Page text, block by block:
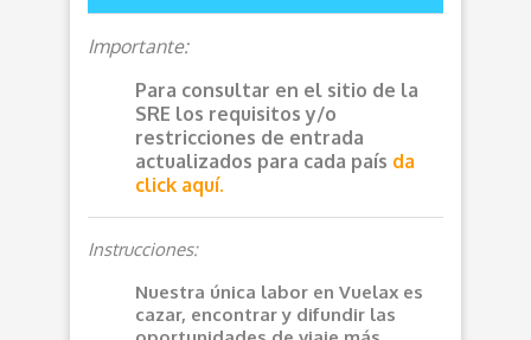
Importante:
Para consultar en el sitio de la
SRE los requisitos y/o
restricciones de entrada
actualizados para cada país da
click aquí.
Instrucciones:
Nuestra única labor en Vuelax es
cazar, encontrar y difundir las